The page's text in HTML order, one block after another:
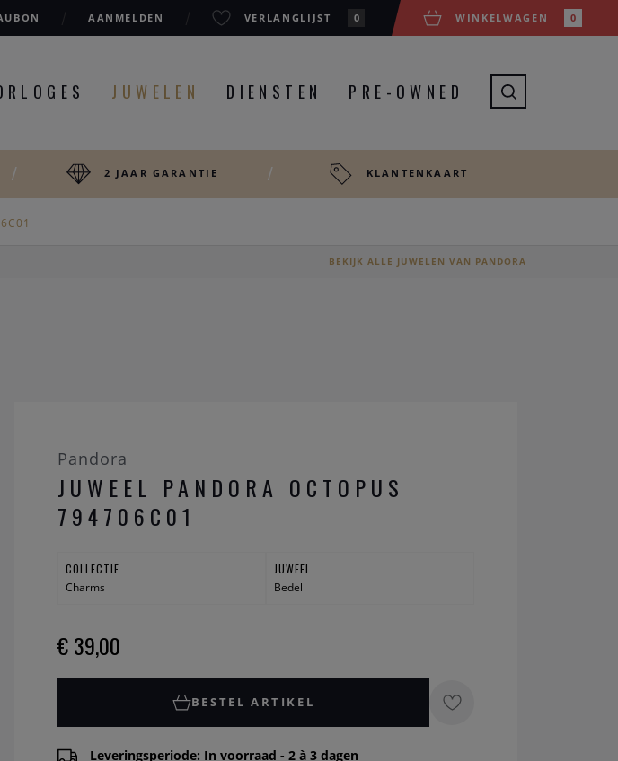
AANMELDEN VERLANGLIJST 0 WINKELWAGEN 0
JUWELEN DIENSTEN PRE-OWNED
2 JAAR GARANTIE KLANTENKAART
BEKIJK ALLE JUWELEN VAN PANDORA
Pandora
JUWEEL PANDORA OCTOPUS
794706C01
COLLECTIE
Charms
JUWEEL
Bedel
€ 39,00
BESTEL ARTIKEL
Leveringsperiode: In voorraad - 2 à 3 dagen